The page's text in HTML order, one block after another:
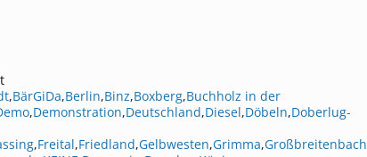
,BärGiDa,Berlin,Binz,Boxberg,Buchholz in der
,Demonstration,Deutschland,Diesel,Döbeln,Doberlug-
,Freital,Friedland,Gelbwesten,Grimma,Großbreitenbach